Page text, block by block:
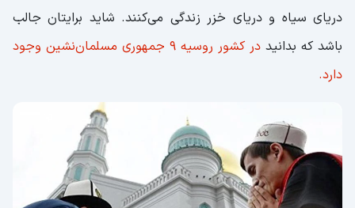
دریای سیاه و دریای خزر زندگی می‌کنند. شاید برایتان جالب
باشد که بدانید
در کشور روسیه 9 جمهوری مسلمان‌نشین وجود
دارد.